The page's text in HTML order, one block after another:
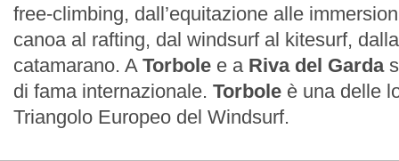
free-climbing, dall’equitazione alle
canoa al rafting, dal windsurf al kitesurf,
catamarano. A Torbole e a Riva del Garda
di fama internazionale. Torbole è una delle
Triangolo Europeo del Windsurf.